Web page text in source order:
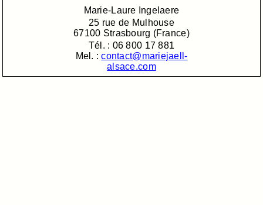
Marie-Laure Ingelaere
25 rue de Mulhouse
67100 Strasbourg (France)
Tél. : 06 800 17 881
Mel. :contact@mariejaell-
alsace.com